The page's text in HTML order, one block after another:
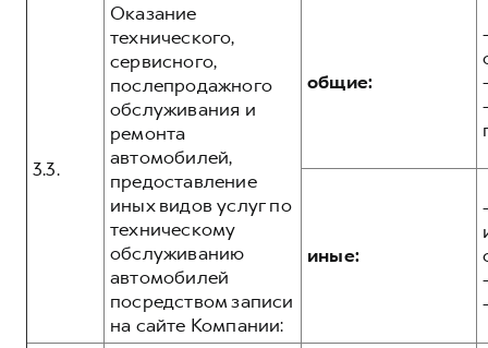
3.3.
Оказание
технического,
сервисного,
послепродажного
обслуживания и
ремонта
автомобилей,
предоставление
иных видов услуг по
техническому
обслуживанию
автомобилей
посредством записи
на сайте Компании:
общие:
иные: